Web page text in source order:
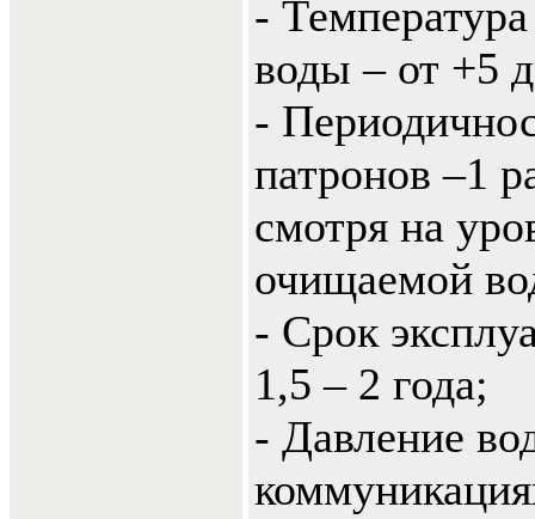
-
воды – от +5
-
патронов –1
смотря на
очищаемой
- Срок
1,5 – 2 года;
- Давление